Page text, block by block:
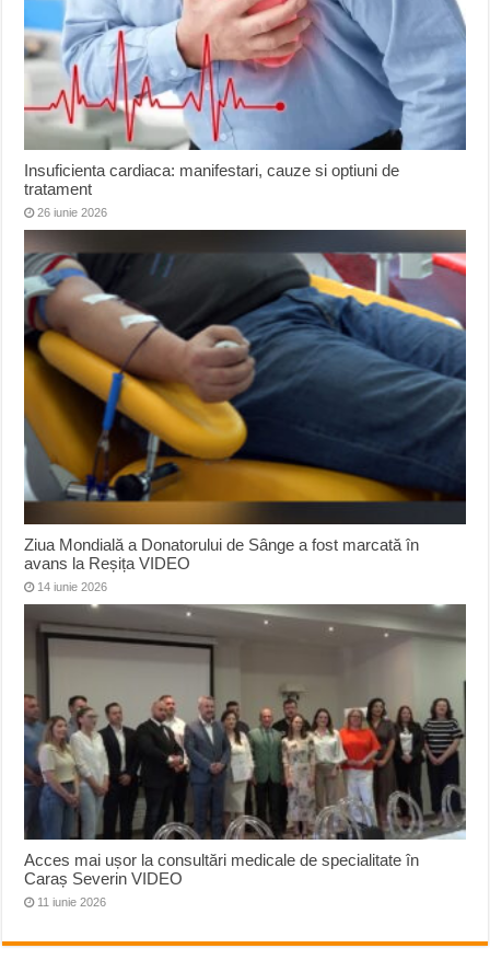
Insuficienta cardiaca: manifestari, cauze si optiuni de
tratament
26 iunie 2026
Ziua Mondială a Donatorului de Sânge a fost marcată în
avans la Reșița VIDEO
14 iunie 2026
Acces mai ușor la consultări medicale de specialitate în
Caraș Severin VIDEO
11 iunie 2026